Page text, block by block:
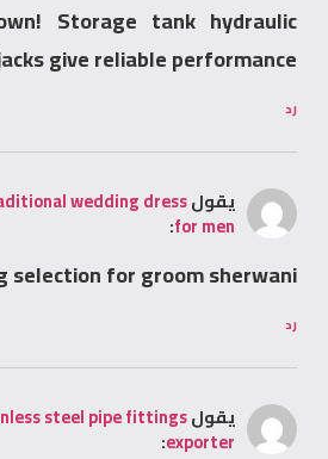
Storage tank hydraulic
jacks give reliable performance.
يقولwedding dress
for men
:
selection for groom sherwani.
يقولsteel pipe fittings
exporter
: